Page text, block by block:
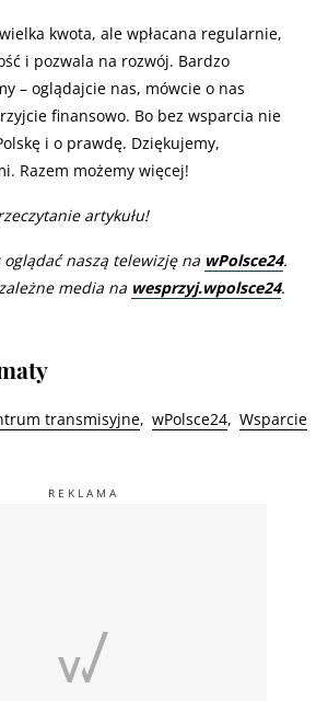
kwota, ale wpłacana regularnie,
i pozwala na rozwój. Bardzo
– oglądajcie nas, mówcie o nas
finansowo. Bo bez wsparcia nie
i o prawdę. Dziękujemy,
Razem możemy więcej!
artykułu!
oglądać naszą telewizję na wPolsce24.
media na wesprzyj.wpolsce24.
transmisyjne wPolsce24 Wsparcie